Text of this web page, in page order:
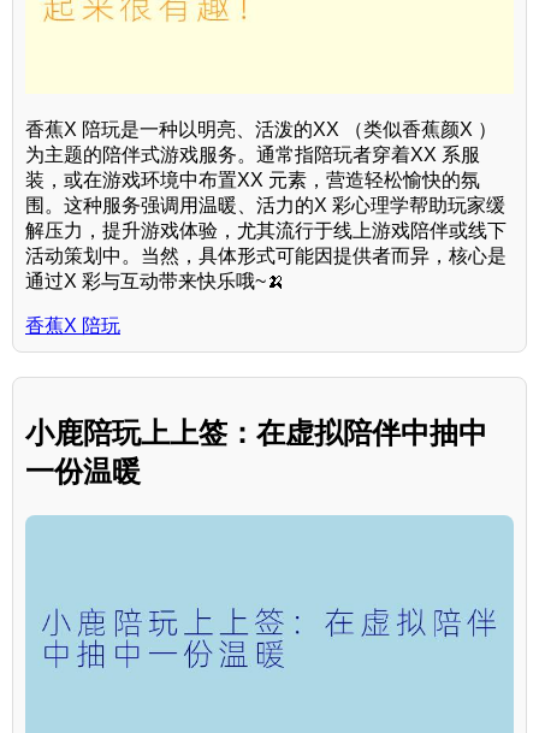
香蕉X 陪玩是一种以明亮、活泼的XX （类似香蕉颜X ）
为主题的陪伴式游戏服务。通常指陪玩者穿着XX 系服
装，或在游戏环境中布置XX 元素，营造轻松愉快的氛
围。这种服务强调用温暖、活力的X 彩心理学帮助玩家缓
解压力，提升游戏体验，尤其流行于线上游戏陪伴或线下
活动策划中。当然，具体形式可能因提供者而异，核心是
通过X 彩与互动带来快乐哦~🍌
香蕉X 陪玩
小鹿陪玩上上签：在虚拟陪伴中抽中
一份温暖